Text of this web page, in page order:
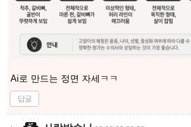
Ai로 만드는 정면 자세ㅋㅋ
답글